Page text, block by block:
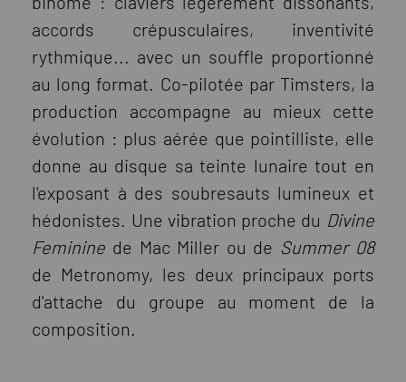
accords crépusculaires, inventivité
rythmique... avec un souffle proportionné
au long format. Co-pilotée par Timsters, la
production accompagne au mieux cette
évolution : plus aérée que pointilliste, elle
donne au disque sa teinte lunaire tout en
l'exposant à des soubresauts lumineux et
hédonistes. Une vibration proche du Divine
Feminine de Mac Miller ou de Summer 08
de Metronomy, les deux principaux ports
d'attache du groupe au moment de la
composition.